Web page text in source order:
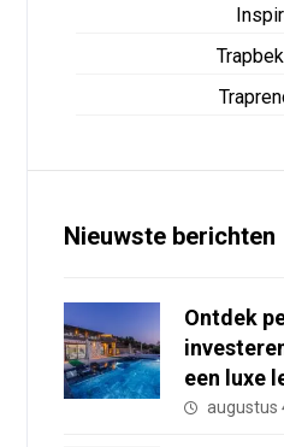
Nieuwste berichten
Ontdek
een luxe
augustus